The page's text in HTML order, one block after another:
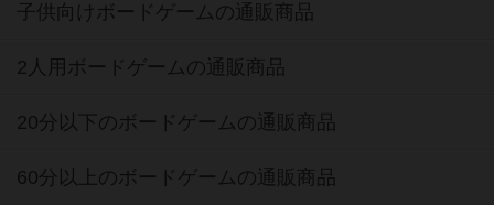
子供向けボードゲームの通販商品
2人用ボードゲームの通販商品
20分以下のボードゲームの通販商品
60分以上のボードゲームの通販商品